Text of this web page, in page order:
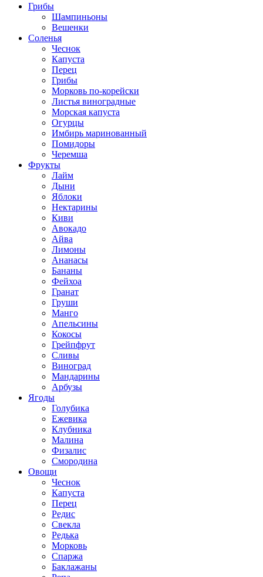
Грибы
Шампиньоны
Вешенки
Соленья
Чеснок
Капуста
Перец
Грибы
Морковь по-корейски
Листья виноградные
Морская капуста
Огурцы
Имбирь маринованный
Помидоры
Черемша
Фрукты
Лайм
Дыни
Яблоки
Нектарины
Киви
Авокадо
Айва
Лимоны
Ананасы
Бананы
Фейхоа
Гранат
Груши
Манго
Апельсины
Кокосы
Грейпфрут
Сливы
Виноград
Мандарины
Арбузы
Ягоды
Голубика
Ежевика
Клубника
Малина
Физалис
Смородина
Овощи
Чеснок
Капуста
Перец
Редис
Свекла
Редька
Морковь
Спаржа
Баклажаны